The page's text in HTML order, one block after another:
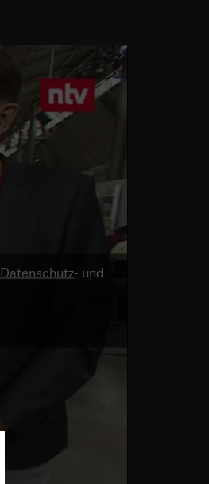
Datenschutz- und